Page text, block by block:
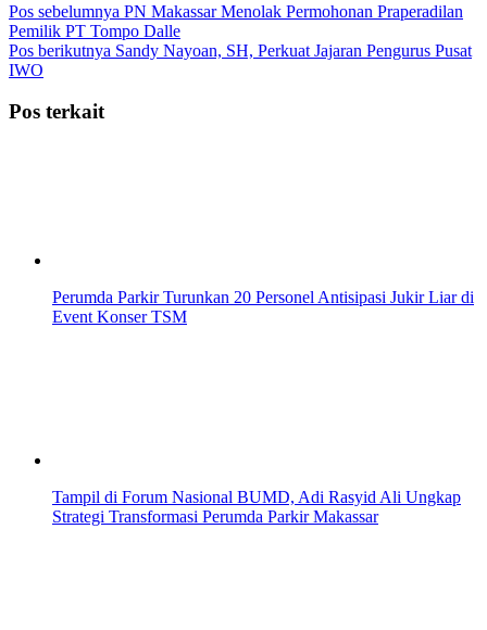
Pos sebelumnya PN Makassar Menolak Permohonan Praperadilan
Pemilik PT Tompo Dalle
Pos berikutnya Sandy Nayoan, SH, Perkuat Jajaran Pengurus Pusat
IWO
Pos terkait
Perumda Parkir Turunkan 20 Personel Antisipasi Jukir Liar di
Event Konser TSM
Tampil di Forum Nasional BUMD, Adi Rasyid Ali Ungkap
Strategi Transformasi Perumda Parkir Makassar